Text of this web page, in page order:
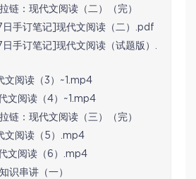
链：现代文阅读（二）（完）
日手订笔记]现代文阅读（二）.pdf
日手订笔记]现代文阅读（试题版）.
文阅读（3）~1.mp4
文阅读（4）~1.mp4
链：现代文阅读（三）（完）
文阅读（5）.mp4
文阅读（6）.mp4
识串讲（一）